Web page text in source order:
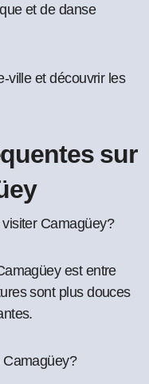
et de danse
ville et découvrir les
sur
Camagüey?
est entre
sont plus douces
Camagüey?